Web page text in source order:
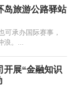
岛旅游公路驿站
可承办国际赛事，
。...
开展“金融知识